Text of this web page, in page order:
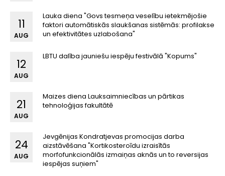
Lauka diena "Govs tesmeņa veselību ietekmējošie
faktori automātiskās slaukšanas sistēmās: profilakse
un efektivitātes uzlabošana"
11
AUG
LBTU dalība jauniešu iespēju festivālā "Kopums"
12
AUG
Maizes diena Lauksaimniecības un pārtikas
tehnoloģijas fakultātē
21
AUG
Jevgēnijas Kondratjevas promocijas darba
aizstāvēšana "Kortikosteroīdu izraisītās
morfofunkcionālās izmaiņas aknās un to reversijas
iespējas suņiem"
24
AUG